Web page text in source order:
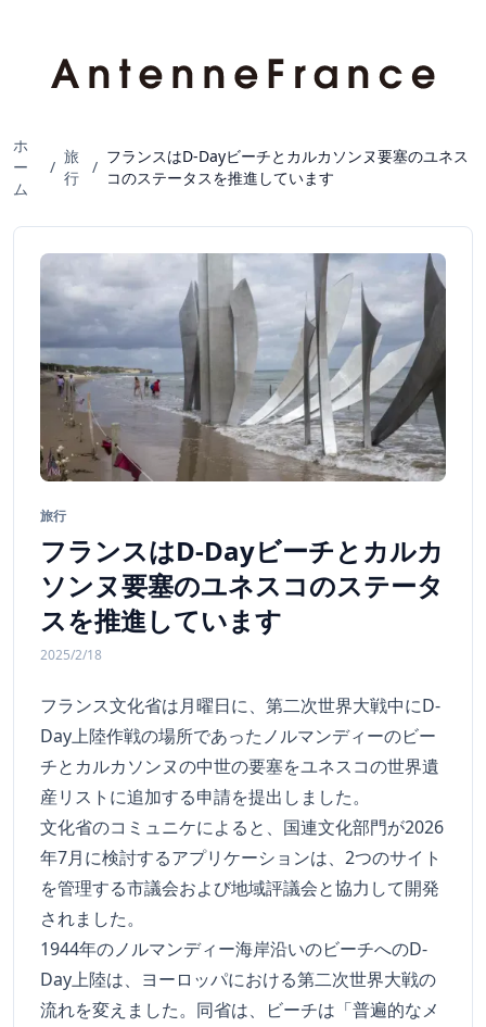
ホ
ー
ム
/
旅
行
/
フランスはD-Dayビーチとカルカソンヌ要塞のユネス
コのステータスを推進しています
旅行
フランスはD-Dayビーチとカルカ
ソンヌ要塞のユネスコのステータ
スを推進しています
2025/2/18
フランス文化省は月曜日に、第二次世界大戦中にD-
Day上陸作戦の場所であったノルマンディーのビー
チとカルカソンヌの中世の要塞をユネスコの世界遺
産リストに追加する申請を提出しました。
文化省のコミュニケによると、国連文化部門が2026
年7月に検討するアプリケーションは、2つのサイト
を管理する市議会および地域評議会と協力して開発
されました。
1944年のノルマンディー海岸沿いのビーチへのD-
Day上陸は、ヨーロッパにおける第二次世界大戦の
流れを変えました。同省は、ビーチは「普遍的なメ